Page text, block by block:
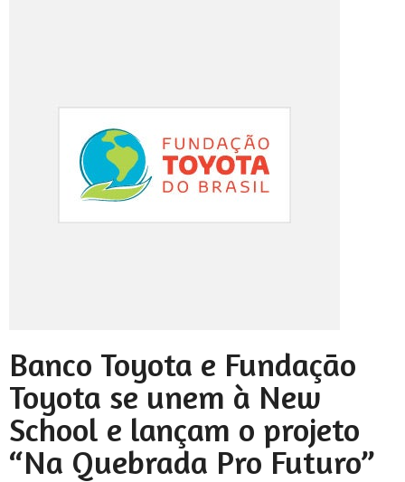
Banco Toyota e Fundação
Toyota se unem à New
School e lançam o projeto
“Na Quebrada Pro Futuro”